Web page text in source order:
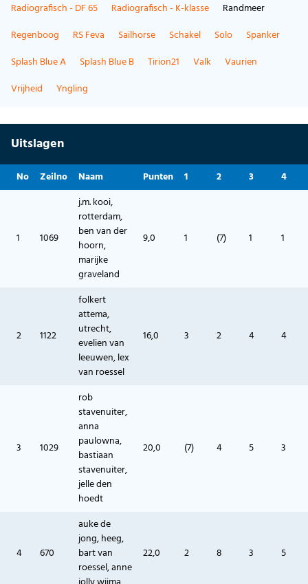
Radiografisch - DF 65
Radiografisch - K-klasse
Randmeer
Regenboog
RS Feva Sailhorse Schakel Solo
Spanker
Splash Blue A
Splash Blue B Tirion21 Valk
Vaurien
Vrijheid
Yngling
Uitslagen
No Zeilno Naam Punten 1 2 3 4
1 1069
j.m. kooi,
rotterdam,
ben van der
hoorn,
marijke
graveland
9,0 1 (7) 1 1
2 1122
folkert
attema,
utrecht,
evelien van
leeuwen, lex
van roessel
16,0 3 2 4 4
3 1029
rob
stavenuiter,
anna
paulowna,
bastiaan
stavenuiter,
jelle den
hoedt
20,0 (7) 4 5 3
4 670
auke de
jong, heeg,
bart van
roessel, anne
22,0 2 8 3 5